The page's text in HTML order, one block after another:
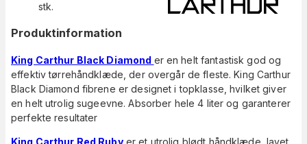
stk.
Produktinformation
King Carthur Black Diamond er en helt fantastisk god og
effektiv tørrehåndklæde, der overgår de fleste. King Carthur
Black Diamond fibrene er designet i topklasse, hvilket giver
en helt utrolig sugeevne. Absorber hele 4 liter og garanterer
perfekte resultater
King Carthur Red Rubyer et utrolig blødt håndklæde, lavet